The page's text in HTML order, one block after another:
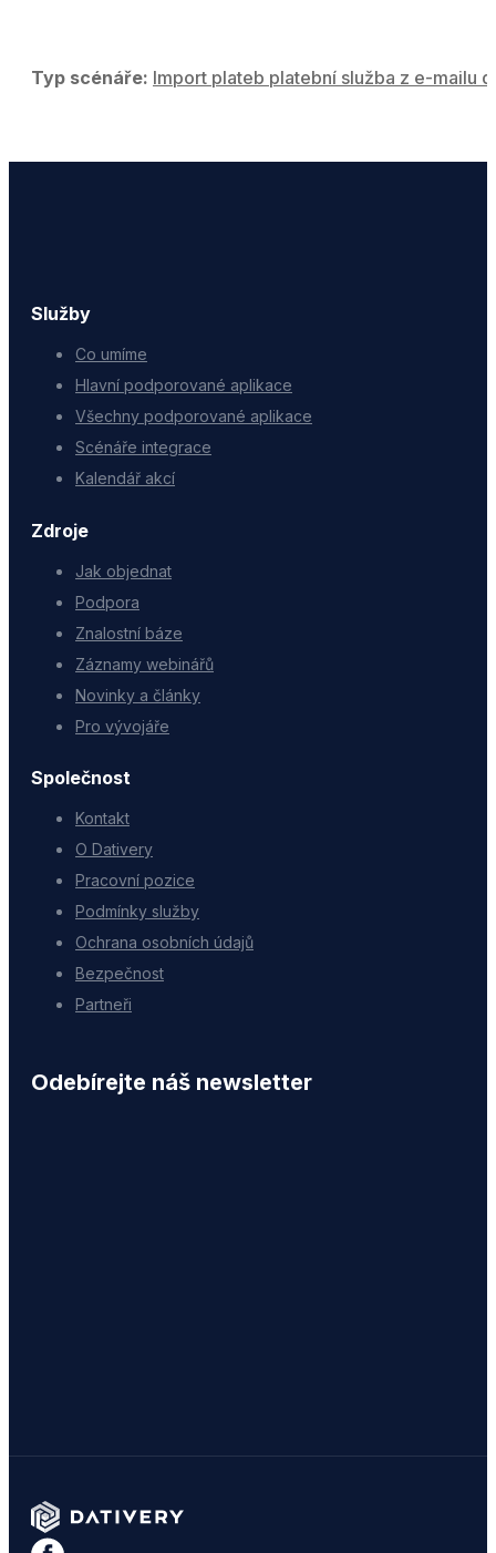
Typ scénáře: Import plateb platební služba z e-mailu
Služby
Co umíme
Hlavní podporované aplikace
Všechny podporované aplikace
Scénáře integrace
Kalendář akcí
Zdroje
Jak objednat
Podpora
Znalostní báze
Záznamy webinářů
Novinky a články
Pro vývojáře
Společnost
Kontakt
O Dativery
Pracovní pozice
Podmínky služby
Ochrana osobních údajů
Bezpečnost
Partneři
Odebírejte náš newsletter